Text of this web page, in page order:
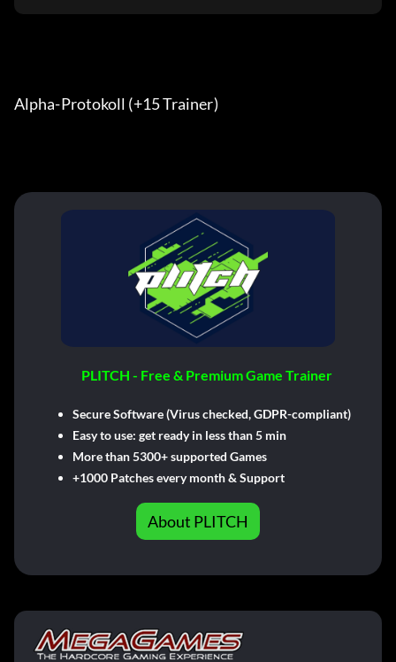
Alpha-Protokoll (+15 Trainer)
PLITCH - Free & Premium Game Trainer
Secure Software (Virus checked, GDPR-compliant)
Easy to use: get ready in less than 5 min
More than 5300+ supported Games
+1000 Patches every month & Support
About PLITCH